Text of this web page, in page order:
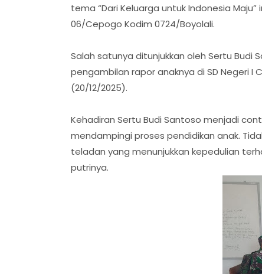
tema “Dari Keluarga untuk Indonesia
06/Cepogo Kodim 0724/Boyolali.
Salah satunya ditunjukkan oleh Sertu
pengambilan rapor anaknya di SD Negeri
(20/12/2025).
Kehadiran Sertu Budi Santoso menjadi
mendampingi proses pendidikan anak.
teladan yang menunjukkan kepedulian
putrinya.